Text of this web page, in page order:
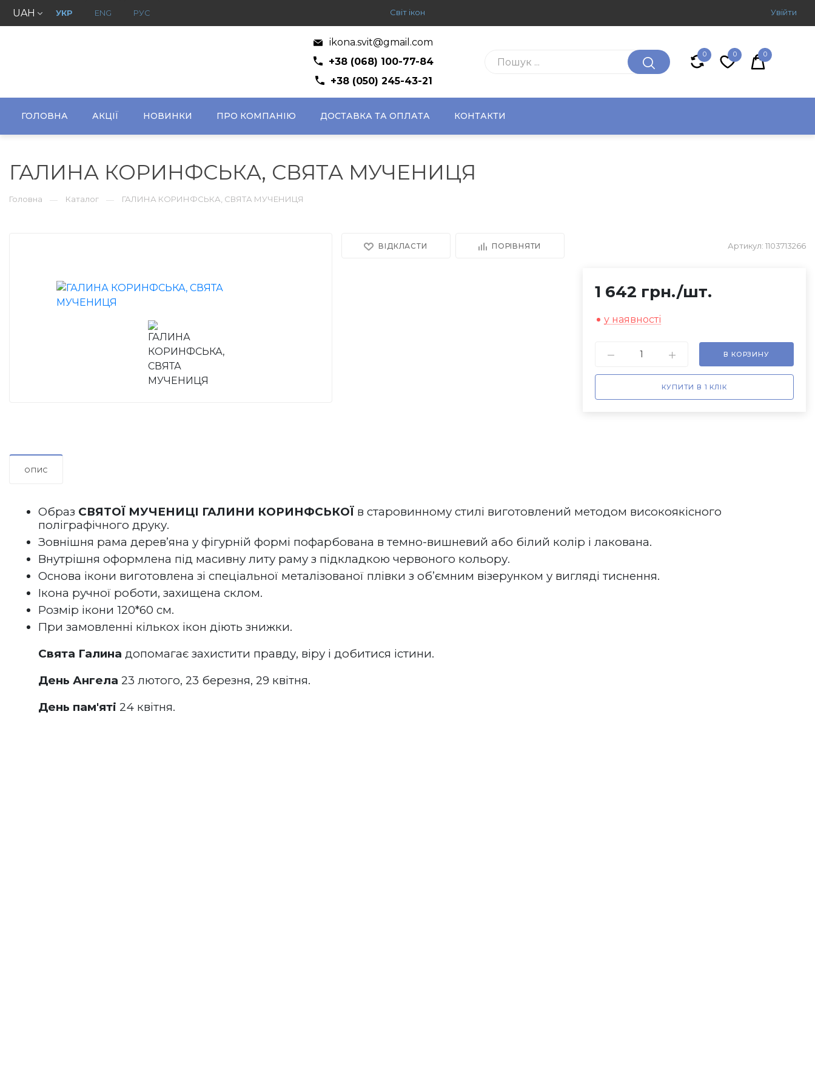
UAH УКР ENG РУС Світ ікон Увiйти
ikona.svit@gmail.com
+38 (068) 100-77-84
+38 (050) 245-43-21
0 0 0
ГОЛОВНА АКЦІЇ НОВИНКИ ПРО КОМПАНІЮ ДОСТАВКА ТА ОПЛАТА КОНТАКТИ
ГАЛИНА КОРИНФСЬКА, СВЯТА МУЧЕНИЦЯ
Головна — Каталог — ГАЛИНА КОРИНФСЬКА, СВЯТА МУЧЕНИЦЯ
ВІДКЛАСТИ ПОРІВНЯТИ Артикул: 1103713266
1 642 грн./шт.
у наявності
В КОРЗИНУ
КУПИТИ В 1 КЛІК
ОПИС
Образ СВЯТОЇ МУЧЕНИЦІ ГАЛИНИ КОРИНФСЬКОЇ в старовинному стилі виготовлений методом високоякісного
поліграфічного друку.
Зовнішня рама дерев’яна у фігурній формі пофарбована в темно-вишневий або білий колір і лакована.
Внутрішня оформлена під масивну литу раму з підкладкою червоного кольору.
Основа ікони виготовлена зі спеціальної металізованої плівки з об’ємним візерунком у вигляді тиснення.
Ікона ручної роботи, захищена склом.
Розмір ікони 120*60 см.
При замовленні кількох ікон діють знижки.
Свята Галина допомагає захистити правду, віру і добитися істини.
День Ангела 23 лютого, 23 березня, 29 квітня.
День пам'яті 24 квітня.